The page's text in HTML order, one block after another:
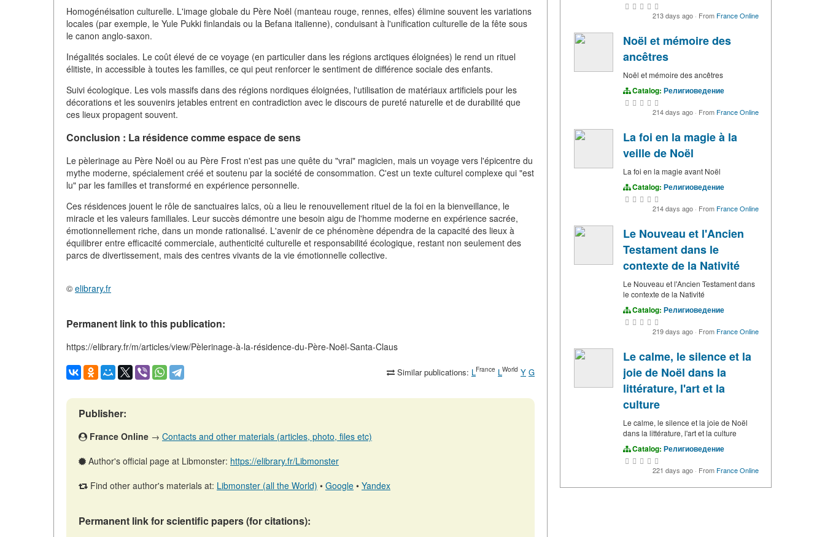
Homogénéisation culturelle. L'image globale du Père Noël (manteau rouge, rennes, elfes) élimine souvent les variations
locales (par exemple, le Yule Pukki finlandais ou la Befana italienne), conduisant à l'unification culturelle de la fête sous
le canon anglo-saxon.
Inégalités sociales. Le coût élevé de ce voyage (en particulier dans les régions arctiques éloignées) le rend un rituel
élitiste, in accessible à toutes les familles, ce qui peut renforcer le sentiment de différence sociale des enfants.
Suivi écologique. Les vols massifs dans des régions nordiques éloignées, l'utilisation de matériaux artificiels pour les
décorations et les souvenirs jetables entrent en contradiction avec le discours de pureté naturelle et de durabilité que
ces lieux propagent souvent.
Conclusion : La résidence comme espace de sens
Le pèlerinage au Père Noël ou au Père Frost n'est pas une quête du "vrai" magicien, mais un voyage vers l'épicentre du
mythe moderne, spécialement créé et soutenu par la société de consommation. C'est un texte culturel complexe qui "est
lu" par les familles et transformé en expérience personnelle.
Ces résidences jouent le rôle de sanctuaires laïcs, où a lieu le renouvellement rituel de la foi en la bienveillance, le
miracle et les valeurs familiales. Leur succès démontre une besoin aigu de l'homme moderne en expérience sacrée,
émotionnellement riche, dans un monde rationalisé. L'avenir de ce phénomène dépendra de la capacité des lieux à
équilibrer entre efficacité commerciale, authenticité culturelle et responsabilité écologique, restant non seulement des
parcs de divertissement, mais des centres vivants de la vie émotionnelle collective.
© elibrary.fr
Permanent link to this publication:
https://elibrary.fr/m/articles/view/Pèlerinage-à-la-résidence-du-Père-Noël-Santa-Claus
Similar publications: LFrance LWorld Y G
Publisher:
France Online → Contacts and other materials (articles, photo, files etc)
Author's official page at Libmonster: https://elibrary.fr/Libmonster
Find other author's materials at: Libmonster (all the World) • Google • Yandex
Permanent link for scientific papers (for citations):
213 days ago · From France Online
Noël et mémoire des
ancêtres
Noël et mémoire des ancêtres
Catalog: Религиоведение
214 days ago · From France Online
La foi en la magie à la
veille de Noël
La foi en la magie avant Noël
Catalog: Религиоведение
214 days ago · From France Online
Le Nouveau et l'Ancien
Testament dans le
contexte de la Nativité
Le Nouveau et l'Ancien Testament dans
le contexte de la Nativité
Catalog: Религиоведение
219 days ago · From France Online
Le calme, le silence et la
joie de Noël dans la
littérature, l'art et la
culture
Le calme, le silence et la joie de Noël
dans la littérature, l'art et la culture
Catalog: Религиоведение
221 days ago · From France Online